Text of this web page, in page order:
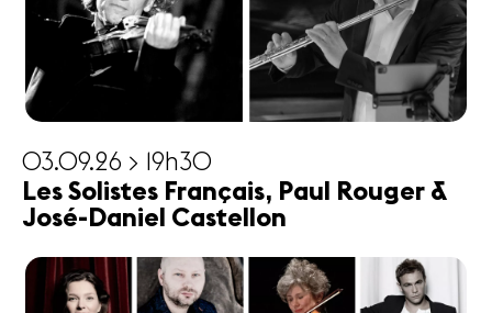
03.09.26 > 19h30
Les Solistes Français, Paul Rouger &
José-Daniel Castellon